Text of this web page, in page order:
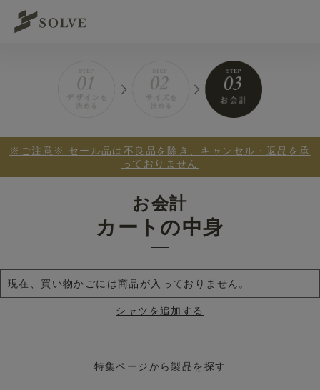
※ご注意※ セール品は不良品を除き、キャンセル・返品を承
っておりません
お会計
カートの中身
現在、買い物かごには商品が入っておりません。
シャツを追加する
特集ページから製品を探す